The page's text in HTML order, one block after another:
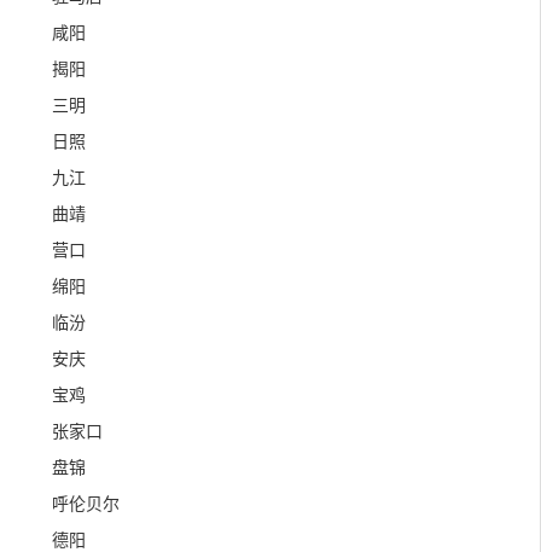
咸阳
揭阳
三明
日照
九江
曲靖
营口
绵阳
临汾
安庆
宝鸡
张家口
盘锦
呼伦贝尔
德阳